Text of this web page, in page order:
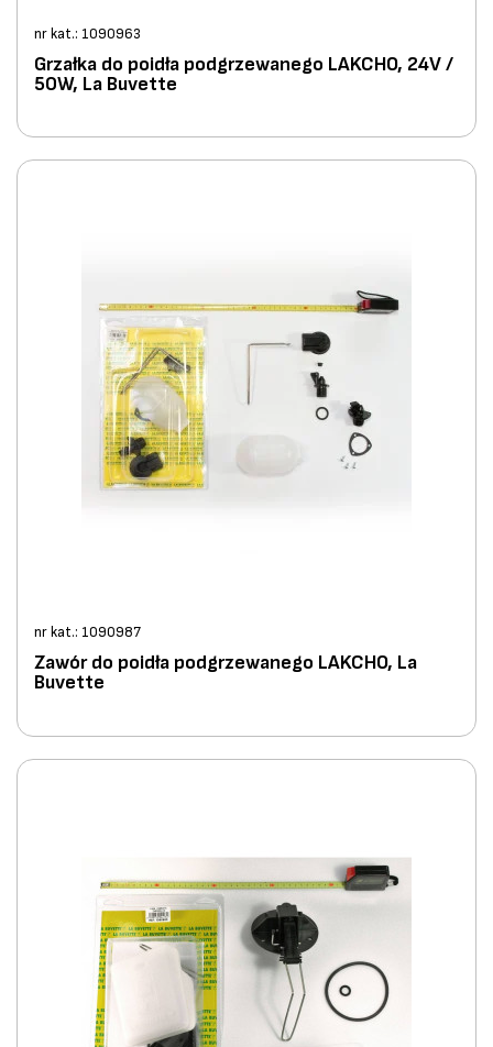
nr kat.: 1090963
Grzałka do poidła podgrzewanego LAKCHO, 24V /
50W, La Buvette
nr kat.: 1090987
Zawór do poidła podgrzewanego LAKCHO, La
Buvette